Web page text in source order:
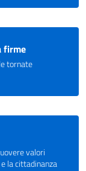
firme
tornate
valori
la cittadinanza